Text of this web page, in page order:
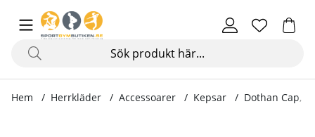
Hem Herrkläder Accessoarer Kepsar Dothan Cap,